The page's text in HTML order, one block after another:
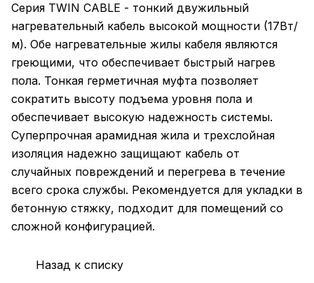
Серия TWIN CABLE - тонкий двужильный
нагревательный кабель высокой мощности (17Вт/
м). Обе нагревательные жилы кабеля являются
греющими, что обеспечивает быстрый нагрев
пола. Тонкая герметичная муфта позволяет
сократить высоту подъема уровня пола и
обеспечивает высокую надежность системы.
Суперпрочная арамидная жила и трехслойная
изоляция надежно защищают кабель от
случайных повреждений и перегрева в течение
всего срока службы. Рекомендуется для укладки в
бетонную стяжку, подходит для помещений со
сложной конфигурацией.
Назад к списку